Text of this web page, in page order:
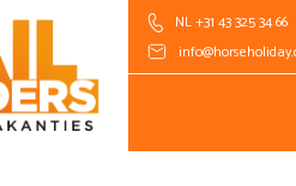
NL +31 43 325 34 66